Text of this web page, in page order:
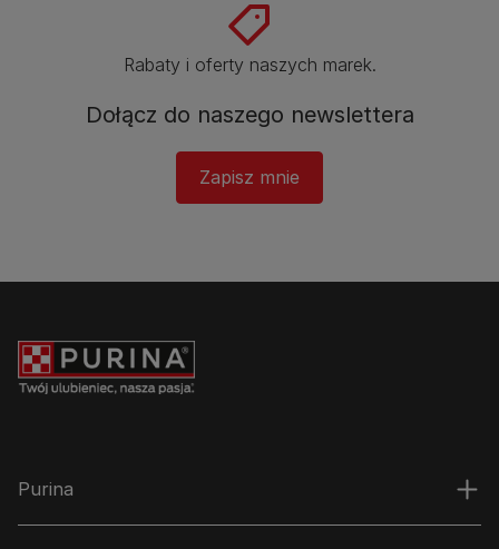
Rabaty i oferty naszych marek.​
Dołącz do naszego newslettera​
Zapisz mnie
Purina